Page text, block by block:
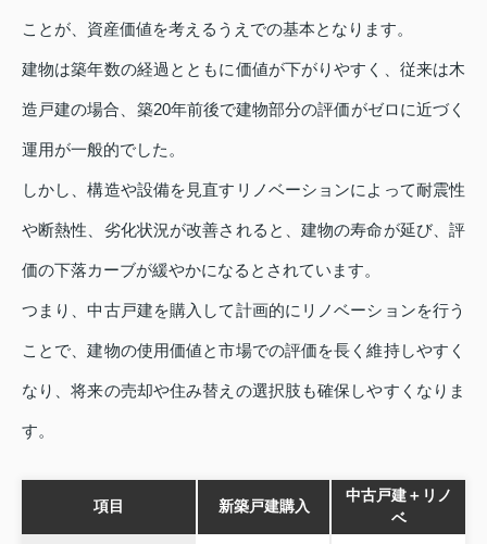
ことが、資産価値を考えるうえでの基本となります。
建物は築年数の経過とともに価値が下がりやすく、従来は木
造戸建の場合、築20年前後で建物部分の評価がゼロに近づく
運用が一般的でした。
しかし、構造や設備を見直すリノベーションによって耐震性
や断熱性、劣化状況が改善されると、建物の寿命が延び、評
価の下落カーブが緩やかになるとされています。
つまり、中古戸建を購入して計画的にリノベーションを行う
ことで、建物の使用価値と市場での評価を長く維持しやすく
なり、将来の売却や住み替えの選択肢も確保しやすくなりま
す。
項目 新築戸建購入
中古戸建＋リノ
ベ